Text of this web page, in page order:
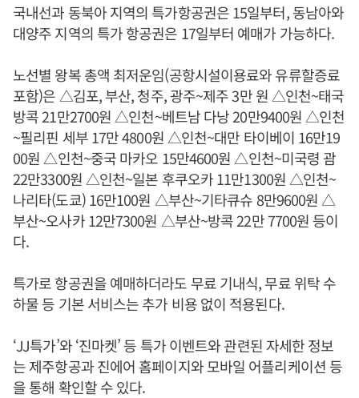
국내선과 동북아 지역의 특가항공권은 15일부터, 동남아와
대양주 지역의 특가 항공권은 17일부터 예매가 가능하다.
노선별 왕복 총액 최저운임(공항시설이용료와 유류할증료
포함)은 △김포, 부산, 청주, 광주~제주 3만 원 △인천~태국
방콕 21만2700원 △인천~베트남 다낭 20만9400원 △인천
~필리핀 세부 17만 4800원 △인천~대만 타이베이 16만19
00원 △인천~중국 마카오 15만4600원 △인천~미국령 괌
22만3300원 △인천~일본 후쿠오카 11만1300원 △인천~
나리타(도쿄) 16만100원 △부산~기타큐슈 8만9600원 △
부산~오사카 12만7300원 △부산~방콕 22만 7700원 등이
다.
특가로 항공권을 예매하더라도 무료 기내식, 무료 위탁 수
하물 등 기본 서비스는 추가 비용 없이 적용된다.
‘JJ특가’와 ‘진마켓’ 등 특가 이벤트와 관련된 자세한 정보
는 제주항공과 진에어 홈페이지와 모바일 어플리케이션 등
을 통해 확인할 수 있다.